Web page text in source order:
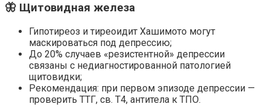
🦋 Щитовидная железа
Гипотиреоз и тиреоидит Хашимото могут
маскироваться под депрессию;
До 20% случаев «резистентной» депрессии
связаны с недиагностированной патологией
щитовидки;
Рекомендация: при первом эпизоде депрессии —
проверить ТТГ, св. Т4, антитела к ТПО.